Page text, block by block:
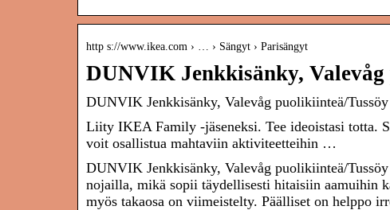
http s://www.ikea.com › … › Sängyt › Parisängyt
DUNVIK Jenkkisänky,
DUNVIK Jenkkisänky, Valevåg puolikiinteä/
Liity IKEA Family -jäseneksi. Tee ideoistasi totta.
voit osallistua mahtaviin aktiviteetteihin …
DUNVIK Jenkkisänky, Valevåg puolikiinteä/
nojailla, mikä sopii täydellisesti hitaisiin aamuihin
myös takaosa on viimeistelty. Päälliset on helppo